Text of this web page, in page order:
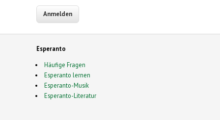
Esperanto
Häufige Fragen
Esperanto lernen
Esperanto-Musik
Esperanto-Literatur